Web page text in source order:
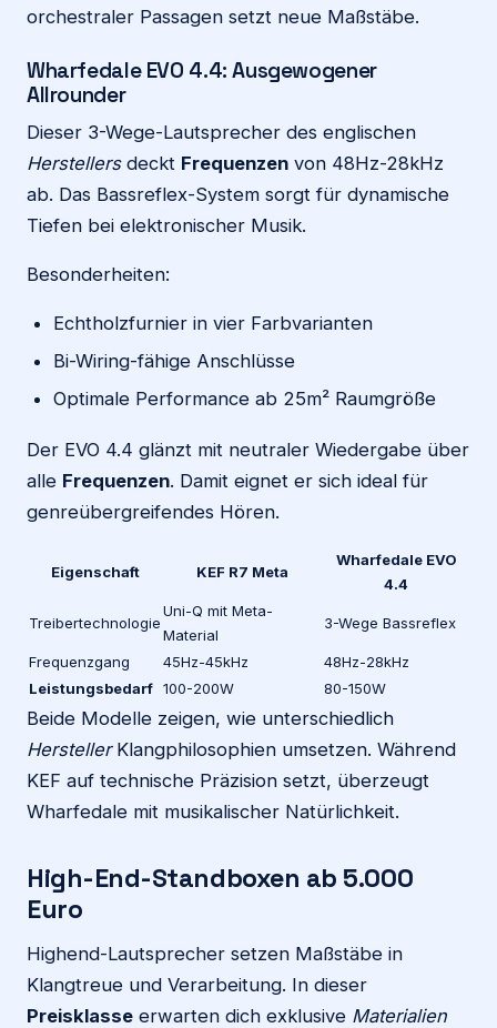
orchestraler Passagen setzt neue Maßstäbe.
Wharfedale EVO 4.4: Ausgewogener
Allrounder
Dieser 3-Wege-Lautsprecher des englischen
Herstellersdeckt Frequenzen von 48Hz-28kHz
ab. Das Bassreflex-System sorgt für dynamische
Tiefen bei elektronischer Musik.
Besonderheiten:
Echtholzfurnier in vier Farbvarianten
Bi-Wiring-fähige Anschlüsse
Optimale Performance ab 25m² Raumgröße
Der EVO 4.4 glänzt mit neutraler Wiedergabe über
alle Frequenzen. Damit eignet er sich ideal für
genreübergreifendes Hören.
Eigenschaft KEF R7 Meta
Wharfedale EVO
4.4
Treibertechnologie
Uni-Q mit Meta-
Material
3-Wege Bassreflex
Frequenzgang 45Hz-45kHz
48Hz-28kHz
Leistungsbedarf 100-200W 80-150W
Beide Modelle zeigen, wie unterschiedlich
HerstellerKlangphilosophien umsetzen. Während
KEF auf technische Präzision setzt, überzeugt
Wharfedale mit musikalischer Natürlichkeit.
High-End-Standboxen ab 5.000
Euro
Highend-Lautsprecher setzen Maßstäbe in
Klangtreue und Verarbeitung. In dieser
Preisklasse erwarten dich exklusive Materialien